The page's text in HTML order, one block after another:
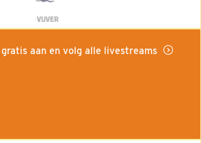
VIJVER
aan en volg alle livestreams